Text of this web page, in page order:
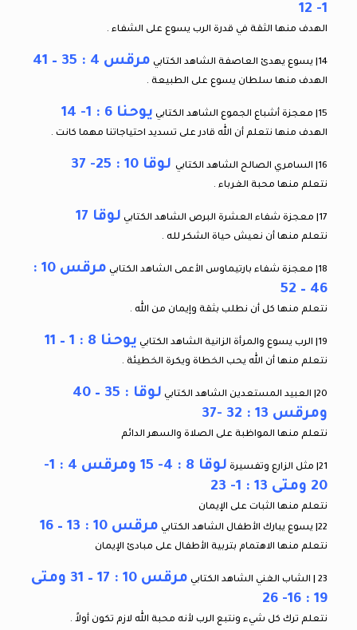
1- 12
الهدف منها الثقة في قدرة الرب يسوع على الشفاء .
14| يسوع يهدئ العاصفة الشاهد الكتابي مرقس 4 : 35 – 41
الهدف منها سلطان يسوع على الطبيعة .
15| معجزة أشباع الجموع الشاهد الكتابي يوحنا 6 : 1- 14
الهدف منها نتعلم أن الله قادر على تسديد احتياجاتنا مهما كانت .
16| السامري الصالح الشاهد الكتابي لوقا 10 : 25- 37
نتعلم منها محبة الغرباء .
17| معجزة شفاء العشرة البرص الشاهد الكتابي لوقا 17
نتعلم منها أن نعيش حياة الشكر لله .
18| معجزة شفاء بارتيماوس الأعمى الشاهد الكتابي
مرقس 10 :
46 – 52
نتعلم منها كل أن نطلب بثقة وإيمان من الله .
19| الرب يسوع والمرأة الزانية الشاهد الكتابي يوحنا 8 : 1 – 11
نتعلم منها أن الله يحب الخطاة ويكرة الخطيئة .
20| العبيد المستعدين الشاهد الكتابي
لوقا : 35 – 40
ومرقس 13 : 32 -37
نتعلم منها المواظبة على الصلاة والسهر الدائم
21| مثل الزارع وتفسيرة
لوقا 8 : 4- 15 ومرقس 4 : 1-
20 ومتى 13 : 1- 23
نتعلم منها الثبات على الإيمان
22| يسوع يبارك الأطفال الشاهد الكتابي
مرقس 10 : 13 – 16
نتعلم منها الاهتمام بتربية الأطفال على مبادئ الإيمان
23 | الشاب الغني الشاهد الكتابي
مرقس 10 : 17 – 31 ومتى
19 : 16- 26
نتعلم ترك كل شيء ونتبع الرب لأنه محبة الله لازم تكون أولاً .